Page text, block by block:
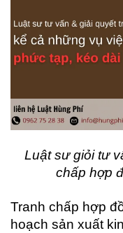
Luật sư giỏi tư
chấp hợp
Tranh chấp hợp
hoạch sản xuất